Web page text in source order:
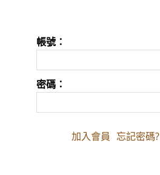
帳號：
密碼：
加入會員 忘記密碼?